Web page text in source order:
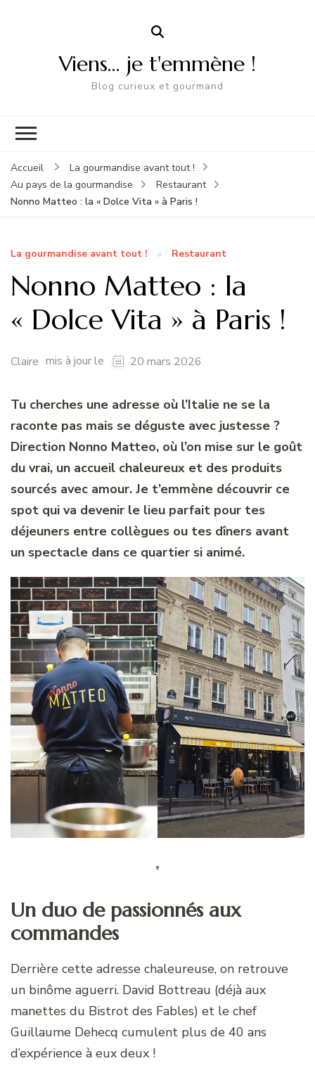
Viens… je t'emmène !
Blog curieux et gourmand
Accueil
La gourmandise avant tout !
Au pays de la gourmandise
Restaurant
Nonno Matteo : la « Dolce Vita » à Paris !
La gourmandise avant tout ! Restaurant
Nonno Matteo : la
« Dolce Vita » à Paris !
Claire mis à jour le 20 mars 2026
Tu cherches une adresse où l’Italie ne se la
raconte pas mais se déguste avec justesse ?
Direction Nonno Matteo, où l’on mise sur le goût
du vrai, un accueil chaleureux et des produits
sourcés avec amour. Je t’emmène découvrir ce
spot qui va devenir le lieu parfait pour tes
déjeuners entre collègues ou tes dîners avant
un spectacle dans ce quartier si animé.
Un duo de passionnés aux
commandes
Derrière cette adresse chaleureuse, on retrouve
un binôme aguerri. David Bottreau (déjà aux
manettes du Bistrot des Fables) et le chef
Guillaume Dehecq cumulent plus de 40 ans
d’expérience à eux deux !